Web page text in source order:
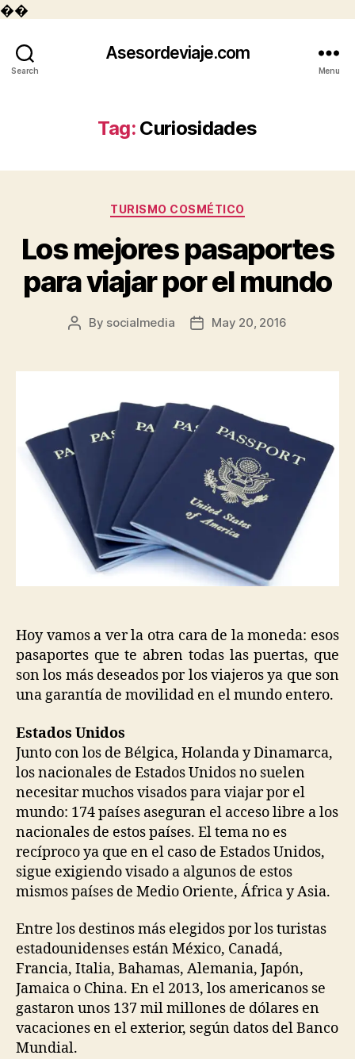
��
Search
Asesordeviaje.com
Menu
Tag: Curiosidades
Categories
TURISMO COSMÉTICO
Los mejores pasaportes
para viajar por el mundo
Post
By socialmedia
PostMay 20, 2016
Hoy vamos a ver la otra cara de la moneda: esos
pasaportes que te abren todas las puertas, que
son los más deseados por los viajeros ya que son
una garantía de movilidad en el mundo entero.
Estados Unidos
Junto con los de Bélgica, Holanda y Dinamarca,
los nacionales de Estados Unidos no suelen
necesitar muchos visados para viajar por el
mundo: 174 países aseguran el acceso libre a los
nacionales de estos países. El tema no es
recíproco ya que en el caso de Estados Unidos,
sigue exigiendo visado a algunos de estos
mismos países de Medio Oriente, África y Asia.
Entre los destinos más elegidos por los turistas
estadounidenses están México, Canadá,
Francia, Italia, Bahamas, Alemania, Japón,
Jamaica o China. En el 2013, los americanos se
gastaron unos 137 mil millones de dólares en
vacaciones en el exterior, según datos del Banco
Mundial.